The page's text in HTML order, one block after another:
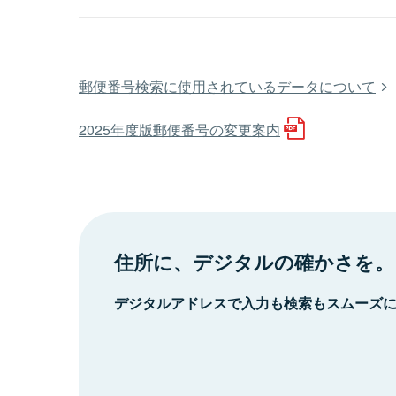
郵便番号検索に使用されているデータについて
2025年度版郵便番号の変更案内
住所に、デジタルの確かさを。
デジタルアドレスで入力も検索もスムーズ